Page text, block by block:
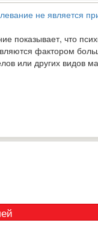
не является
показывает, что
фактором
или других видов